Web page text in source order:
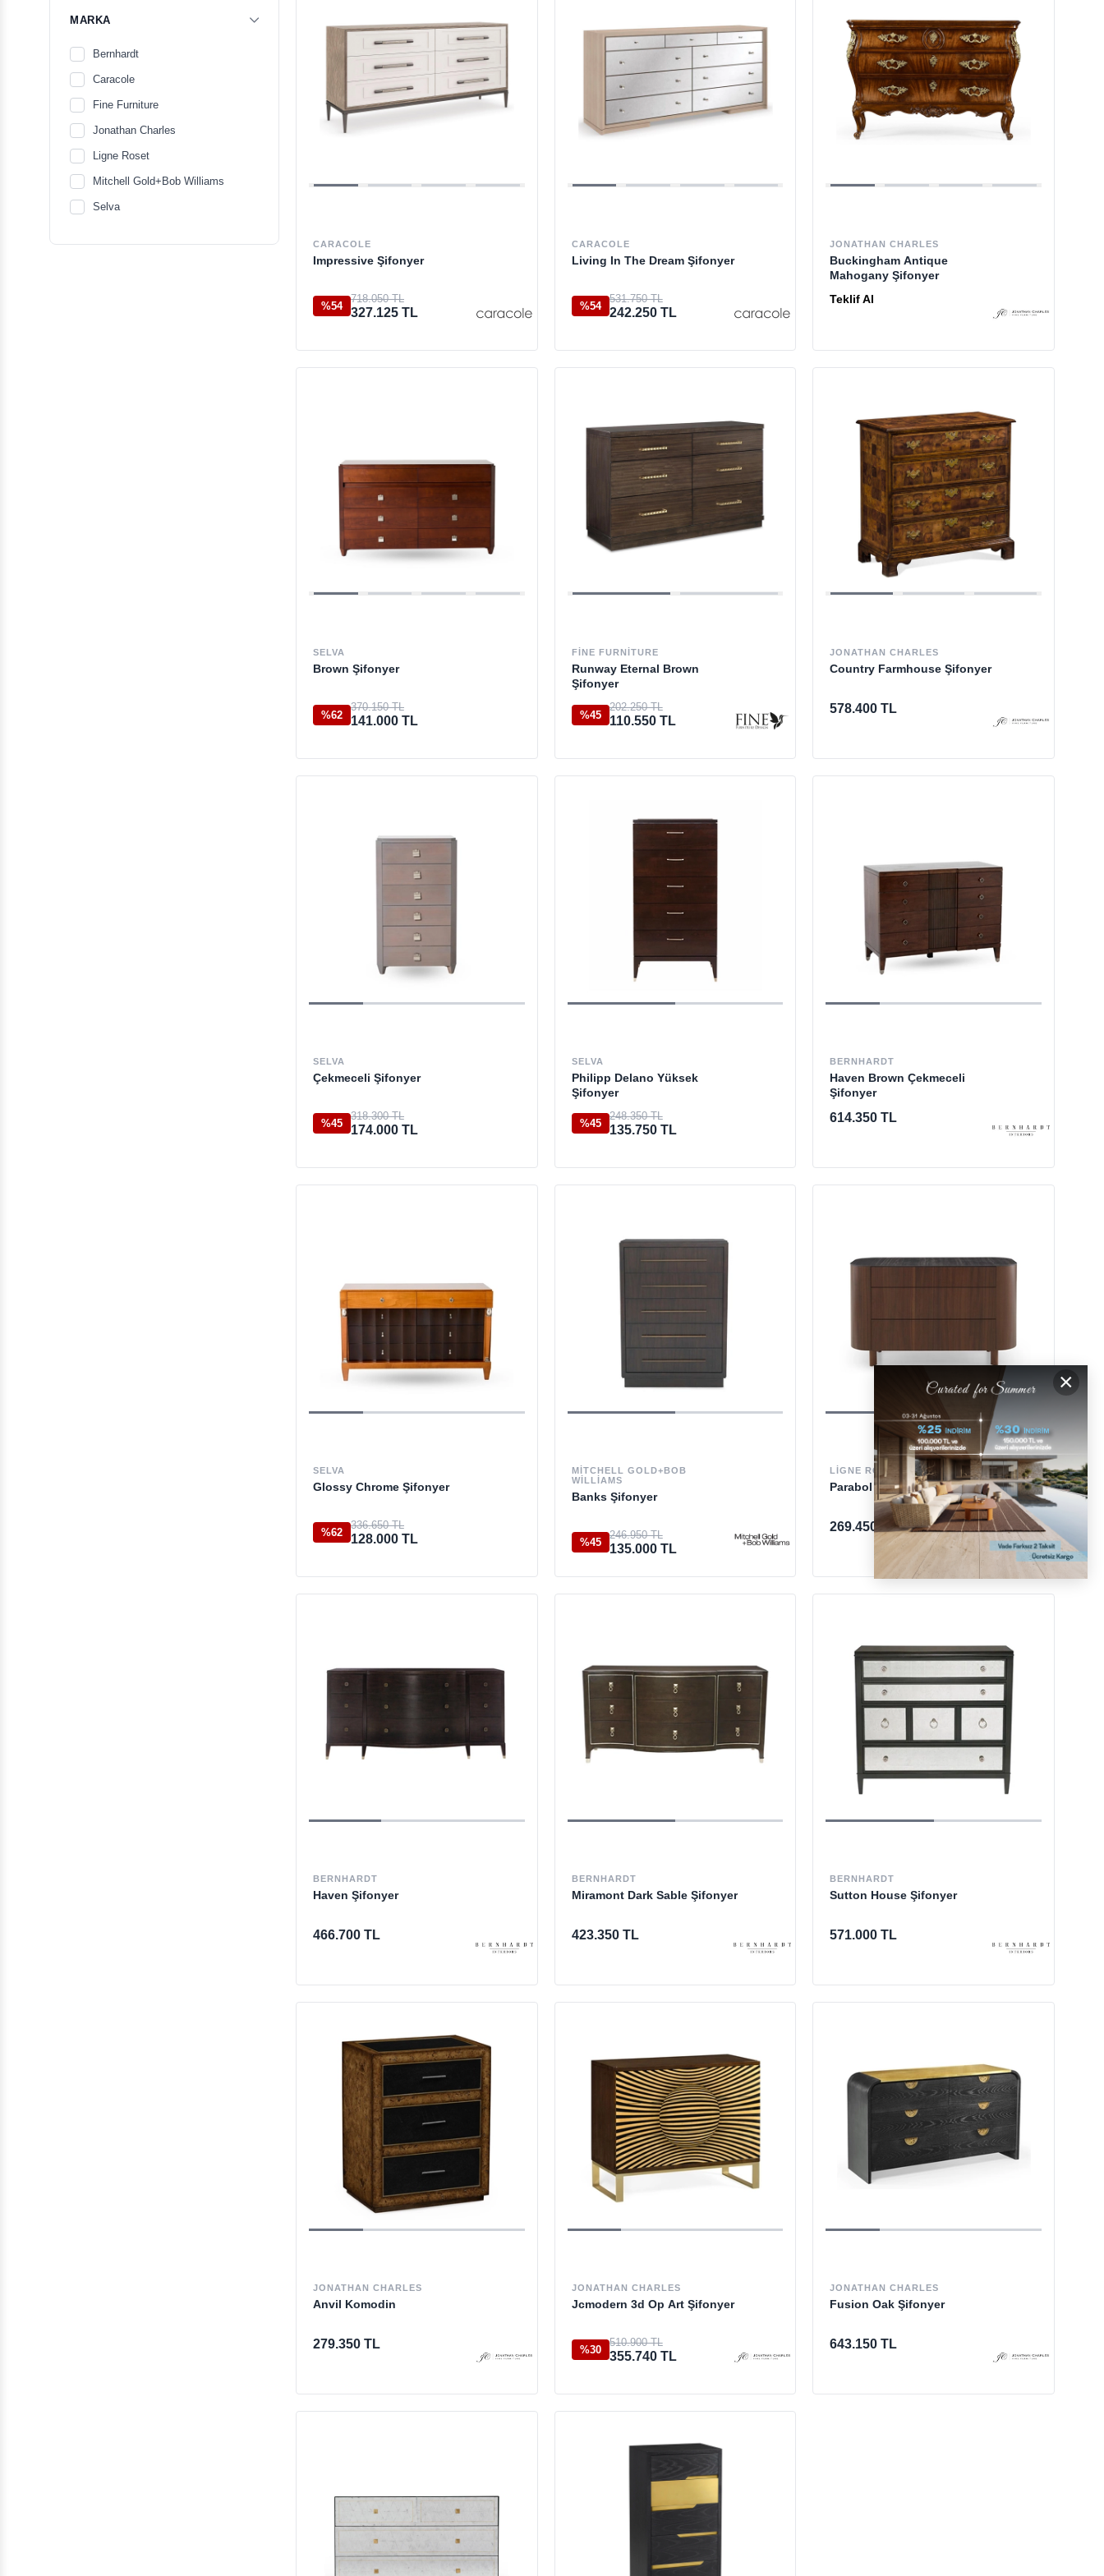
MARKA
Bernhardt
Caracole
Fine Furniture
Jonathan Charles
Ligne Roset
Mitchell Gold+Bob Williams
Selva
CARACOLE
Impressive Şifonyer
%54
718.050 TL
327.125 TL
CARACOLE
Living In The Dream Şifonyer
%54
531.750 TL
242.250 TL
JONATHAN CHARLES
Buckingham Antique
Mahogany Şifonyer
Teklif Al
SELVA
Brown Şifonyer
%62
370.150 TL
141.000 TL
FINE FURNITURE
Runway Eternal Brown
Şifonyer
%45
202.250 TL
110.550 TL
JONATHAN CHARLES
Country Farmhouse Şifonyer
578.400 TL
SELVA
Çekmeceli Şifonyer
%45
318.300 TL
174.000 TL
SELVA
Philipp Delano Yüksek
Şifonyer
%45
248.350 TL
135.750 TL
BERNHARDT
Haven Brown Çekmeceli
Şifonyer
614.350 TL
SELVA
Glossy Chrome Şifonyer
%62
336.650 TL
128.000 TL
MITCHELL GOLD+BOB
WILLIAMS
Banks Şifonyer
%45
246.950 TL
135.000 TL
LIGNE ROSET
Parabol Dark Walnut Şifonyer
269.450 TL
BERNHARDT
Haven Şifonyer
466.700 TL
BERNHARDT
Miramont Dark Sable Şifonyer
423.350 TL
BERNHARDT
Sutton House Şifonyer
571.000 TL
JONATHAN CHARLES
Anvil Komodin
279.350 TL
JONATHAN CHARLES
Jcmodern 3d Op Art Şifonyer
%30
510.900 TL
355.740 TL
JONATHAN CHARLES
Fusion Oak Şifonyer
643.150 TL
×